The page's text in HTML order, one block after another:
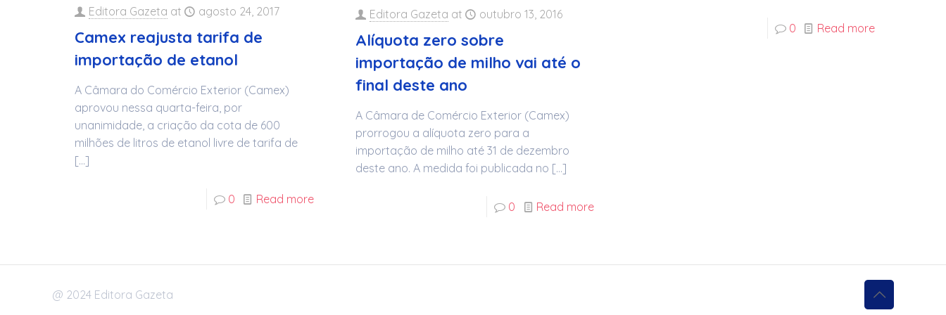
Editora Gazeta at agosto 24, 2017
Camex reajusta tarifa de
importação de etanol
A Câmara do Comércio Exterior (Camex)
aprovou nessa quarta-feira, por
unanimidade, a criação da cota de 600
milhões de litros de etanol livre de tarifa de
[…]
0 Read more
Editora Gazeta at outubro 13, 2016
Alíquota zero sobre
importação de milho vai até o
final deste ano
A Câmara de Comércio Exterior (Camex)
prorrogou a alíquota zero para a
importação de milho até 31 de dezembro
deste ano. A medida foi publicada no […]
0 Read more
0 Read more
@ 2024 Editora Gazeta